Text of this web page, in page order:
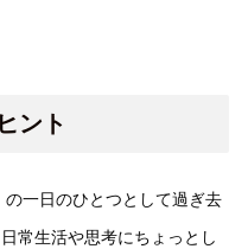
ント
一日のひとつとして過ぎ去
常生活や思考にちょっとし